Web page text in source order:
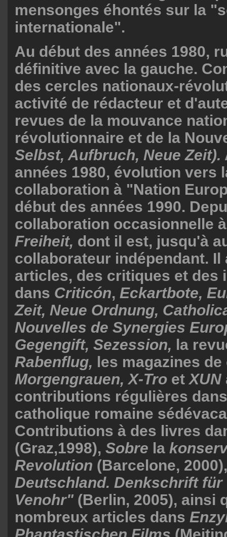
mensonges éhontés sur la
internationale".
Au début des années 1980,
définitive avec la gauche.
des cercles nationaux-
activité de rédacteur et
revues de la mouvance
révolutionnaire et de la
Selbst, Aufbruch, Neue Zeit).
années 1980, évolution vers
collaboration à "Nation
début des années 1990.
collaboration occasionnelle
Freiheit, dont il est, jusqu'à
collaborateur indépendant. Il
articles, des critiques et des
dans Criticón, Eckartbote,
Zeit, Neue Ordnung,
Nouvelles de Synergies
Gegengift, Sezession, la
Rabenflug, les magazines
Morgengrauen, X-Tro et XUN
contributions régulières
catholique romaine
Contributions à des livres
(Graz,1998), Sobre la
Revolution (Barcelone,
Deutschland. Denkschrift für
Venohr"(Berlin, 2005), ainsi
nombreux articles dans